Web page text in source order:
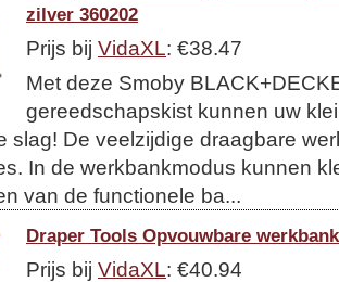
zilver 360202
Prijs bij VidaXL: €38.47
Met deze Smoby
gereedschapskist kunnen uw
slag! De veelzijdige draagbare
In de werkbankmodus kunnen
van de functionele ba...
Draper Tools Opvouwbare
Prijs bij VidaXL: €40.94